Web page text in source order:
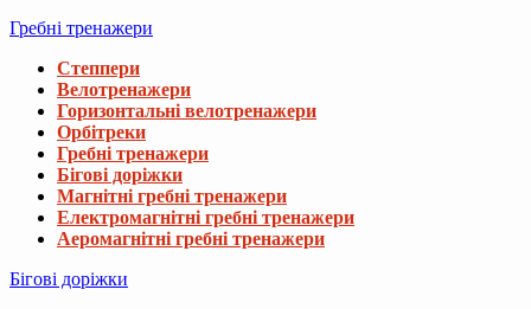
Гребні тренажери
Степпери
Велотренажери
Горизонтальні велотренажери
Орбітреки
Гребні тренажери
Бігові доріжки
Магнітні гребні тренажери
Електромагнітні гребні тренажери
Аеромагнітні гребні тренажери
Бігові доріжки